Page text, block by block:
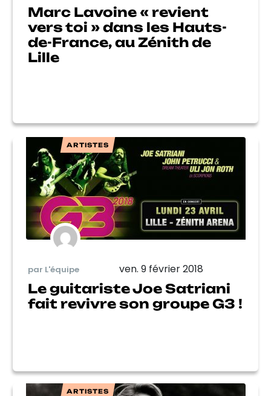
Marc Lavoine « revient
vers toi » dans les Hauts-
de-France, au Zénith de
Lille
ARTISTES
par L'équipe ven. 9 février 2018
Le guitariste Joe Satriani
fait revivre son groupe G3 !
ARTISTES